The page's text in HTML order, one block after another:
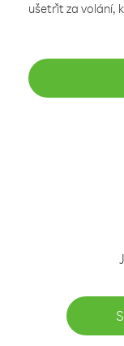
ušetřit za volání,